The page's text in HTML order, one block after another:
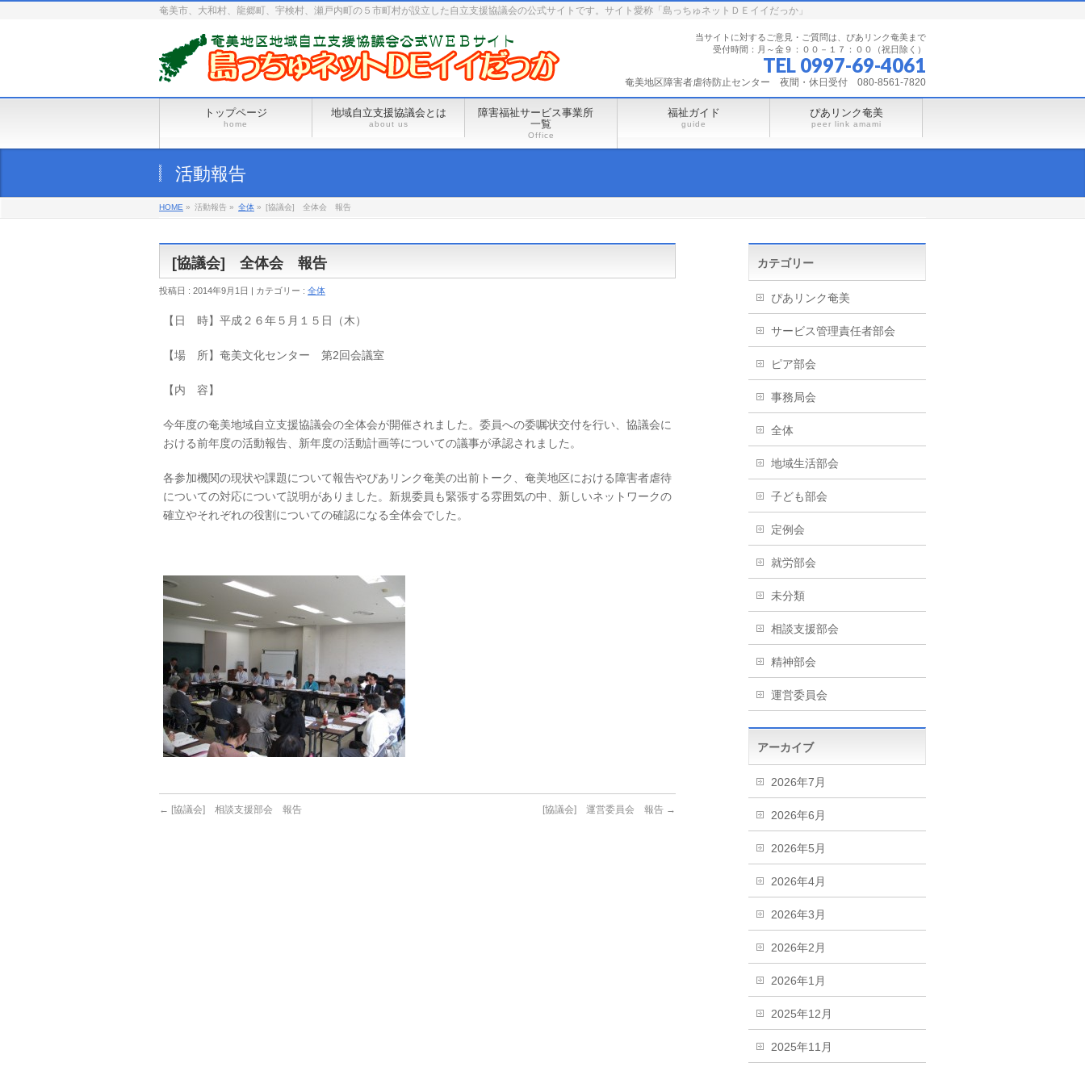
奄美市、大和村、龍郷町、宇検村、瀬戸内町の５市町村が設立した自立支援協議会の公式サイトです。サイト愛称「島っちゅネットＤＥイイだっか」
当サイトに対するご意見・ご質問は、ぴあリンク奄美まで
受付時間：月～金９：００－１７：００（祝日除く）
TEL 0997-69-4061
奄美地区障害者虐待防止センター 夜間・休日受付 080-8561-7820
トップページ
home
地域自立支援協議会とは
about us
障害福祉サービス事業所
一覧
Office
福祉ガイド
guide
ぴあリンク奄美
peer link amami
活動報告
HOME » 活動報告 » 全体 » [協議会] 全体会 報告
[協議会] 全体会 報告
投稿日 : 2014年9月1日 | カテゴリー : 全体
【日 時】平成２６年５月１５日（木）
【場 所】奄美文化センター 第2回会議室
【内 容】
今年度の奄美地域自立支援協議会の全体会が開催されました。委員への委嘱状交付を行い、協議会に
おける前年度の活動報告、新年度の活動計画等についての議事が承認されました。
各参加機関の現状や課題について報告やぴあリンク奄美の出前トーク、奄美地区における障害者虐待
についての対応について説明がありました。新規委員も緊張する雰囲気の中、新しいネットワークの
確立やそれぞれの役割についての確認になる全体会でした。
← [協議会] 相談支援部会 報告 [協議会] 運営委員会 報告 →
カテゴリー
ぴあリンク奄美
サービス管理責任者部会
ピア部会
事務局会
全体
地域生活部会
子ども部会
定例会
就労部会
未分類
相談支援部会
精神部会
運営委員会
アーカイブ
2026年7月
2026年6月
2026年5月
2026年4月
2026年3月
2026年2月
2026年1月
2025年12月
2025年11月